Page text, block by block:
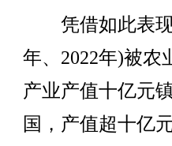
凭借如此表现
年、2022年)被农
产业产值十亿元
国，产值超十亿